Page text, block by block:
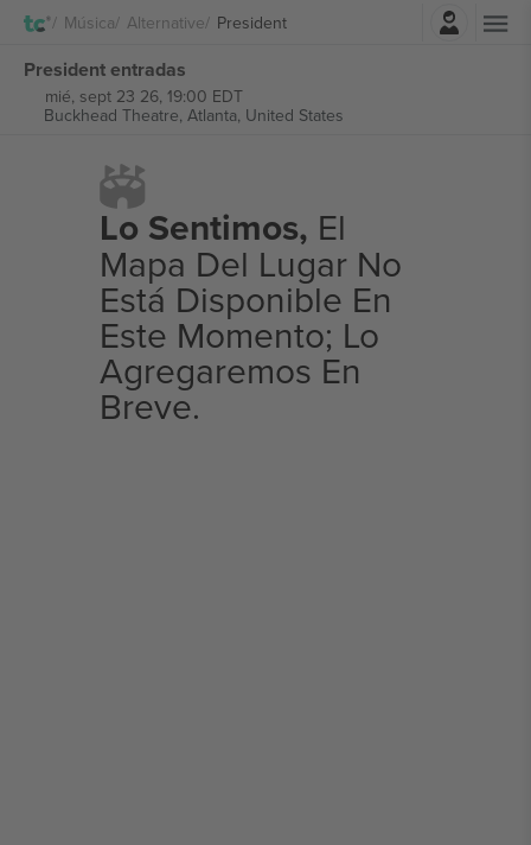
Música Alternative PresidentIniciar sesión
President entradas
mié, sept 23 26, 19:00 EDT
Buckhead Theatre, Atlanta, United States
Lo Sentimos, El
Mapa Del Lugar No
Está Disponible En
Este Momento; Lo
Agregaremos En
Breve.